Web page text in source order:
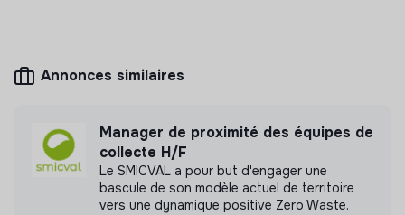
Mesure d'impact
interne.
Lire notre mesure d'impact
Annonces similaires
Manager de proximité des équipes de
collecte H/F
Le SMICVAL a pour but d'engager une
bascule de son modèle actuel de territoire
vers une dynamique positive Zero Waste.